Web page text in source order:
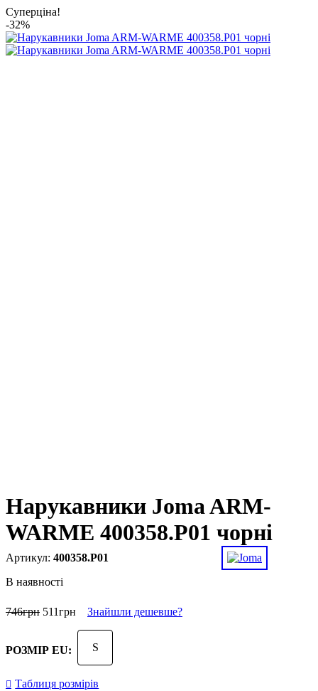
Суперціна!
-32%
Нарукавники Joma ARM-
WARME 400358.P01 чорні
400358.P01
В наявності
746грн 511грн Знайшли дешевше?
РОЗМІР EU: S
Таблиця розмірів